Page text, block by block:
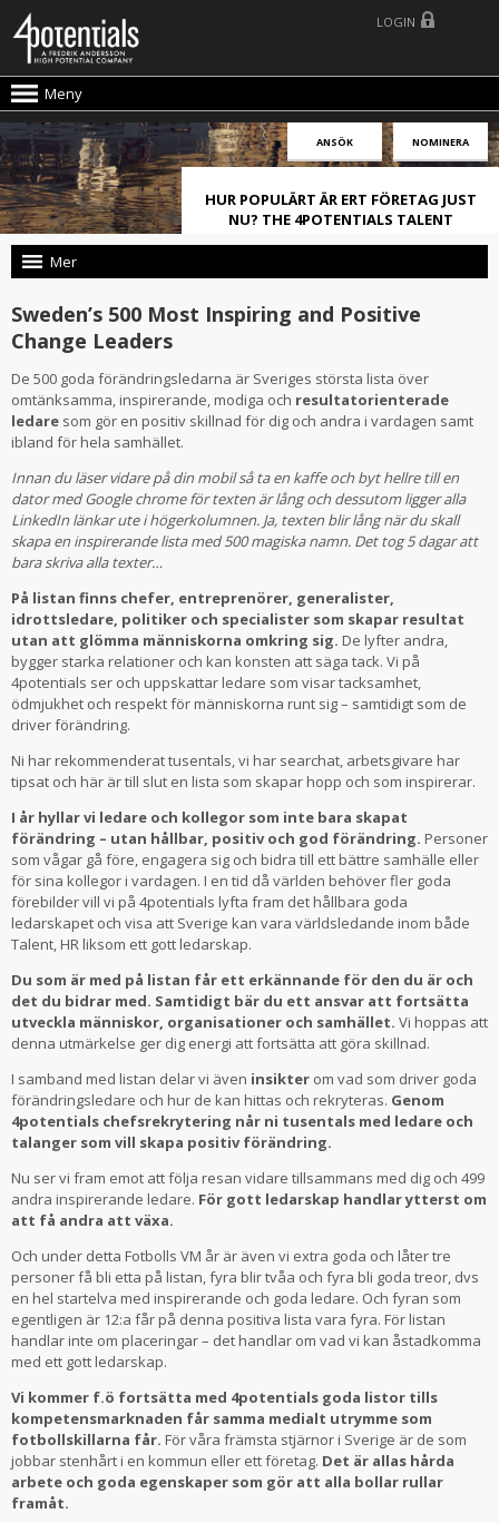
Meny
LOGIN
ANSÖK NOMINERA
HUR POPULÄRT ÄR ERT FÖRETAG JUST
NU? THE 4POTENTIALS TALENT
Mer
Sweden’s 500 Most Inspiring and Positive
Change Leaders
De 500 goda förändringsledarna är Sveriges största lista över
omtänksamma, inspirerande, modiga och resultatorienterade
ledare som gör en positiv skillnad för dig och andra i vardagen samt
ibland för hela samhället.
Innan du läser vidare på din mobil så ta en kaffe och byt hellre till en
dator med Google chrome för texten är lång och dessutom ligger alla
LinkedIn länkar ute i högerkolumnen. Ja, texten blir lång när du skall
skapa en inspirerande lista med 500 magiska namn. Det tog 5 dagar att
bara skriva alla texter…
På listan finns chefer, entreprenörer, generalister,
idrottsledare, politiker och specialister som skapar resultat
utan att glömma människorna omkring sig. De lyfter andra,
bygger starka relationer och kan konsten att säga tack. Vi på
4potentials ser och uppskattar ledare som visar tacksamhet,
ödmjukhet och respekt för människorna runt sig – samtidigt som de
driver förändring.
Ni har rekommenderat tusentals, vi har searchat, arbetsgivare har
tipsat och här är till slut en lista som skapar hopp och som inspirerar.
I år hyllar vi ledare och kollegor som inte bara skapat
förändring – utan hållbar, positiv och god förändring. Personer
som vågar gå före, engagera sig och bidra till ett bättre samhälle eller
för sina kollegor i vardagen. I en tid då världen behöver fler goda
förebilder vill vi på 4potentials lyfta fram det hållbara goda
ledarskapet och visa att Sverige kan vara världsledande inom både
Talent, HR liksom ett gott ledarskap.
Du som är med på listan får ett erkännande för den du är och
det du bidrar med. Samtidigt bär du ett ansvar att fortsätta
utveckla människor, organisationer och samhället. Vi hoppas att
denna utmärkelse ger dig energi att fortsätta att göra skillnad.
I samband med listan delar vi även insikter om vad som driver goda
förändringsledare och hur de kan hittas och rekryteras. Genom
4potentials chefsrekrytering når ni tusentals med ledare och
talanger som vill skapa positiv förändring.
Nu ser vi fram emot att följa resan vidare tillsammans med dig och 499
andra inspirerande ledare. För gott ledarskap handlar ytterst om
att få andra att växa.
Och under detta Fotbolls VM år är även vi extra goda och låter tre
personer få bli etta på listan, fyra blir tvåa och fyra bli goda treor, dvs
en hel startelva med inspirerande och goda ledare. Och fyran som
egentligen är 12:a får på denna positiva lista vara fyra. För listan
handlar inte om placeringar – det handlar om vad vi kan åstadkomma
med ett gott ledarskap.
Vi kommer f.ö fortsätta med 4potentials goda listor tills
kompetensmarknaden får samma medialt utrymme som
fotbollskillarna får. För våra främsta stjärnor i Sverige är de som
jobbar stenhårt i en kommun eller ett företag. Det är allas hårda
arbete och goda egenskaper som gör att alla bollar rullar
framåt.